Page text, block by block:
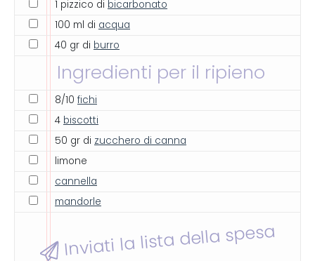
1 pizzico di bicarbonato
100 ml di acqua
40 gr di burro
Ingredienti per il ripieno
8/10 fichi
4 biscotti
50 gr di zucchero di canna
limone
cannella
mandorle
Inviati la lista della spesa